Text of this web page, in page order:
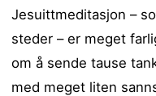
Jesuittmeditasjon –
steder – er meget
om å sende tause
med meget liten